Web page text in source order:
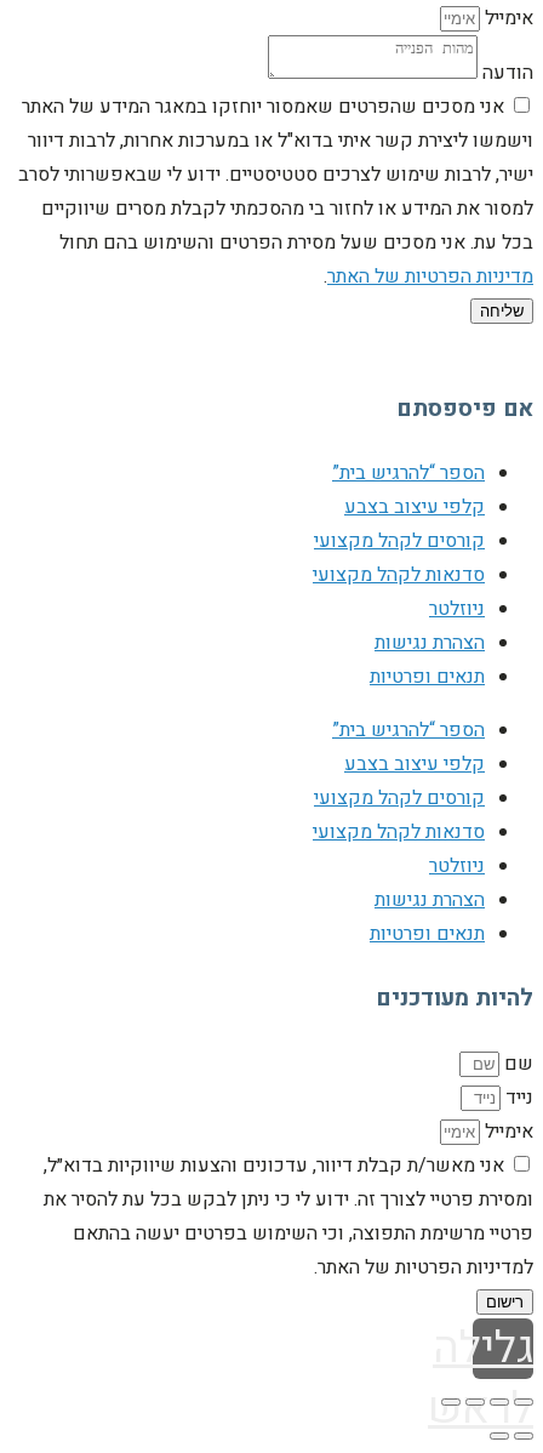
אימייל
הודעה
אני מסכים שהפרטים שאמסור יוחזקו במאגר המידע של האתר
וישמשו ליצירת קשר איתי בדוא"ל או במערכות אחרות, לרבות דיוור
ישיר, לרבות שימוש לצרכים סטטיסטיים. ידוע לי שבאפשרותי לסרב
למסור את המידע או לחזור בי מהסכמתי לקבלת מסרים שיווקיים
בכל עת. אני מסכים שעל מסירת הפרטים והשימוש בהם תחול
מדיניות הפרטיות של האתר.
שליחה
אם פיספסתם
הספר “להרגיש בית”
קלפי עיצוב בצבע
קורסים לקהל מקצועי
סדנאות לקהל מקצועי
ניוזלטר
הצהרת נגישות
תנאים ופרטיות
הספר “להרגיש בית”
קלפי עיצוב בצבע
קורסים לקהל מקצועי
סדנאות לקהל מקצועי
ניוזלטר
הצהרת נגישות
תנאים ופרטיות
להיות מעודכנים
שם
נייד
אימייל
אני מאשר/ת קבלת דיוור, עדכונים והצעות שיווקיות בדוא״ל,
ומסירת פרטיי לצורך זה. ידוע לי כי ניתן לבקש בכל עת להסיר את
פרטיי מרשימת התפוצה, וכי השימוש בפרטים יעשה בהתאם
למדיניות הפרטיות של האתר.
רישום
גלילה
לראש